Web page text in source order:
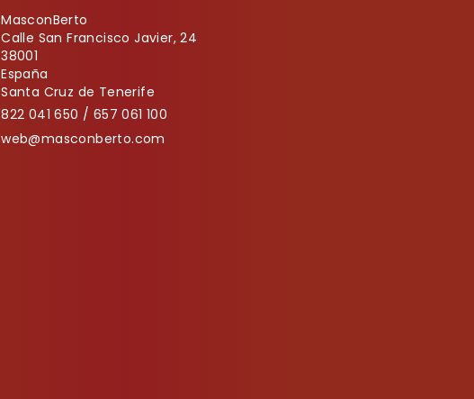
MasconBerto
Calle San Francisco Javier, 24
38001
España
Santa Cruz de Tenerife
822 041 650 / 657 061 100
web@masconberto.com